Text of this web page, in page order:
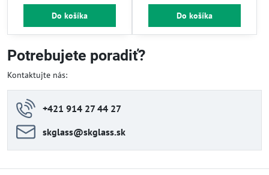
Do košíka Do košíka
Potrebujete poradiť?
Kontaktujte nás:
+421 914 27 44 27
skglass​@skglass​.sk